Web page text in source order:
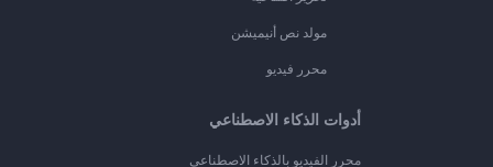
مولد نص أنيميشن
محرر فيديو
أدوات الذكاء الاصطناعي
محرر الفيديو بالذكاء الاصطناعي